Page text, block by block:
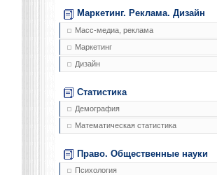
Маркетинг. Реклама. Дизайн
Масс-медиа, реклама
Маркетинг
Дизайн
Статистика
Демография
Математическая статистика
Право. Общественные науки
Психология